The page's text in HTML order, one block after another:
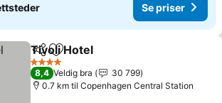
Se priser
Del Legg til i favoritter
Tivoli Hotel
4 Stjerner
8,4 Veldig bra
30 799
0.7 km til Copenhagen Central Station